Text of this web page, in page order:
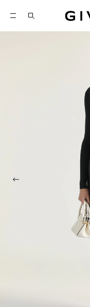
Givenchy